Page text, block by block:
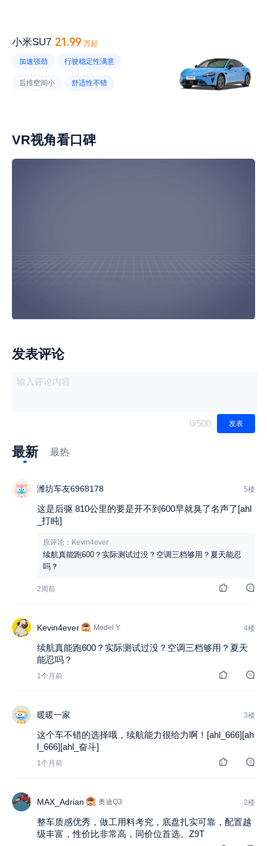
充电方便 风噪大 优惠幅度小
内饰易脏 高速续航小
小米SU7 21.99 万起
加速强劲 行驶稳定性满意
后排空间小 舒适性不错
前排头部空间小 维修保养便宜
VR视角看口碑
发表评论
发表
0/500
最新 最热
潍坊车友6968178 5楼
这是后驱 810公里的要是开不到600早就臭了名声了[ahl
_打盹]
原评论：Kevin4ever
续航真能跑600？实际测试过没？空调三档够用？夏天能忍
吗？
2周前
Kevin4ever Model Y 4楼
续航真能跑600？实际测试过没？空调三档够用？夏天
能忍吗？
1个月前
暖暖一家 3楼
这个车不错的选择哦，续航能力很给力啊！[ahl_666][ah
l_666][ahl_奋斗]
1个月前
MAX_Adrian 奥迪Q3 2楼
整车质感优秀，做工用料考究，底盘扎实可靠，配置越
级丰富，性价比非常高，同价位首选。Z9T